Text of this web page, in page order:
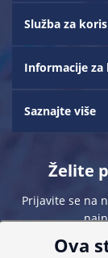
Služba za
Informacije za
Saznajte više
Želite
Prijavite se na
Ova